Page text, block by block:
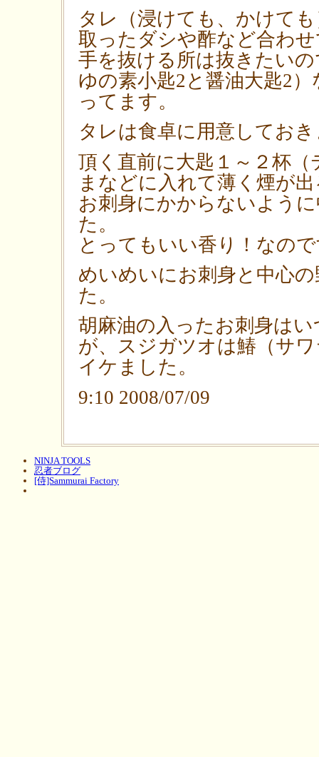
タレ（浸けても、かけて
取ったダシや酢など合わ
手を抜ける所は抜きたい
ゆの素小匙2と醤油大匙2
ってます。
タレは食卓に用意してお
頂く直前に大匙１～２杯
まなどに入れて薄く煙が
お刺身にかからないよう
た。
とってもいい香り！なの
めいめいにお刺身と中心
た。
胡麻油の入ったお刺身は
が、スジガツオは鰆（サ
イケました。
9:10 2008/07/09
NINJA TOOLS
忍者ブログ
[侍]Sammurai Factory